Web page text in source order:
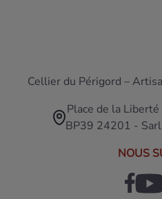
Cellier du Périgord –
Place de la
BP39 24201 -
NOUS